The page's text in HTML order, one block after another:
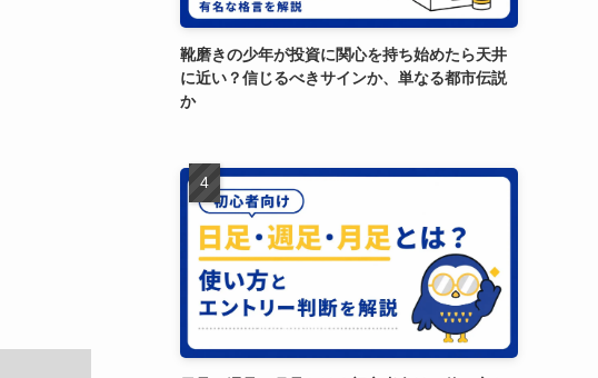
靴磨きの少年が投資に関心を持ち始めたら天井
に近い？信じるべきサインか、単なる都市伝説
か